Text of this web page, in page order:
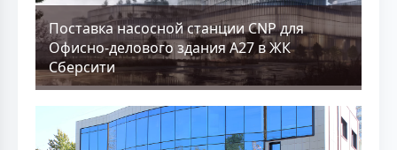
Поставка насосной станции CNP для
Офисно-делового здания А27 в ЖК
Сберсити